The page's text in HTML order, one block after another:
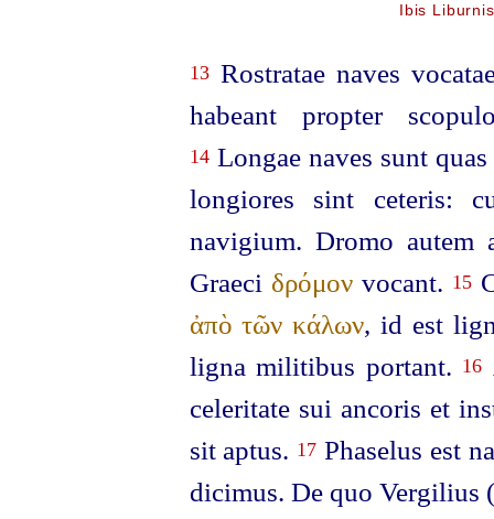
Ibis
13Rostratae naves
habeant propter
14Longae naves sunt
longiores sint ceteris:
navigium. Dromo autem
Graeci δρόμονvocant. 15
ἀπὸ τῶν κάλων, id est
ligna militibus portant. 16
celeritate sui ancoris et
sit aptus. 17 Phaselus est
dicimus. De quo Vergilius